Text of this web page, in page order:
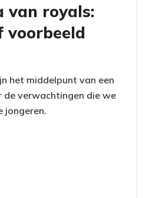
van royals:
voorbeeld
het middelpunt van een
de verwachtingen die we
jongeren.